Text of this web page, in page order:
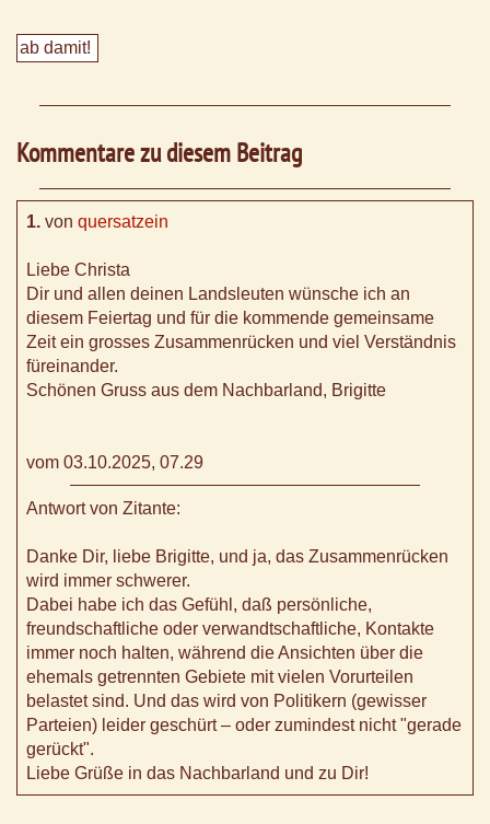
Kommentare zu diesem Beitrag
1. von quersatzein
Liebe Christa
Dir und allen deinen Landsleuten wünsche ich an
diesem Feiertag und für die kommende gemeinsame
Zeit ein grosses Zusammenrücken und viel Verständnis
füreinander.
Schönen Gruss aus dem Nachbarland, Brigitte
vom 03.10.2025, 07.29
Antwort von Zitante:
Danke Dir, liebe Brigitte, und ja, das Zusammenrücken
wird immer schwerer.
Dabei habe ich das Gefühl, daß persönliche,
freundschaftliche oder verwandtschaftliche, Kontakte
immer noch halten, während die Ansichten über die
ehemals getrennten Gebiete mit vielen Vorurteilen
belastet sind. Und das wird von Politikern (gewisser
Parteien) leider geschürt – oder zumindest nicht "gerade
gerückt".
Liebe Grüße in das Nachbarland und zu Dir!